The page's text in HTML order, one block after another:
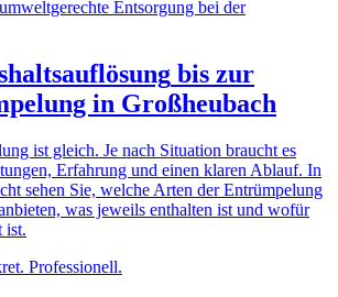
bis zur
in Großheubach
ist gleich. Je nach Situation braucht es
Erfahrung und einen klaren Ablauf. In
sehen Sie, welche Arten der Entrümpelung
was jeweils enthalten ist und wofür
ist.
Professionell.